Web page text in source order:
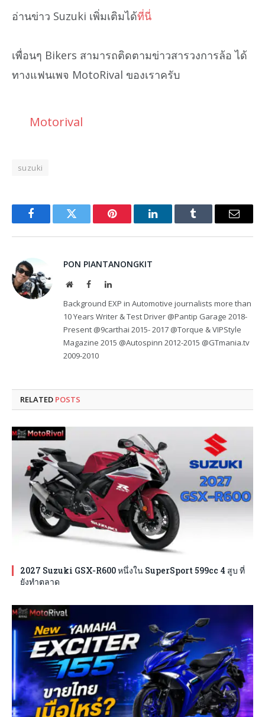
อ่านข่าว Suzuki เพิ่มเติมได้ที่นี่
เพื่อนๆ Bikers สามารถติดตามข่าวสารวงการล้อ ได้
ทางแฟนเพจ MotoRival ของเราครับ
Motorival
suzuki
FacebookTwitter Pinterest LinkedInTumblr Email
PON PIANTANONGKIT
WebsiteFacebookLinkedIn
Background EXP in Automotive journalists more than
10 Years Writer & Test Driver @Pantip Garage 2018-
Present @9carthai 2015- 2017 @Torque & VIPStyle
Magazine 2015 @Autospinn 2012-2015 @GTmania.tv
2009-2010
RELATED POSTS
2027 Suzuki GSX-R600 หนึ่งใน SuperSport 599cc 4 สูบ ที่
ยังทำตลาด